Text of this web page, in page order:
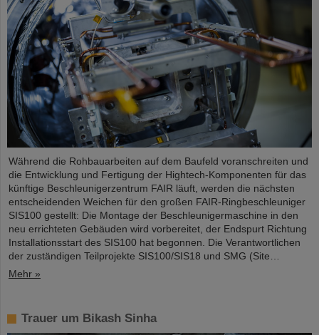
Während die Rohbauarbeiten auf dem Baufeld voranschreiten und
die Entwicklung und Fertigung der Hightech-Komponenten für das
künftige Beschleunigerzentrum FAIR läuft, werden die nächsten
entscheidenden Weichen für den großen FAIR-Ringbeschleuniger
SIS100 gestellt: Die Montage der Beschleunigermaschine in den
neu errichteten Gebäuden wird vorbereitet, der Endspurt Richtung
Installationsstart des SIS100 hat begonnen. Die Verantwortlichen
der zuständigen Teilprojekte SIS100/SIS18 und SMG (Site…
Mehr »
Trauer um Bikash Sinha